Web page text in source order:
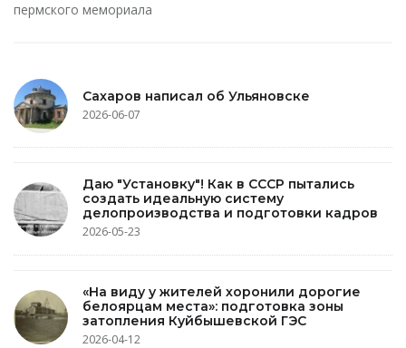
пермского мемориала
Сахаров написал об Ульяновске
2026-06-07
Даю "Установку"! Как в СССР пытались
создать идеальную систему
делопроизводства и подготовки кадров
2026-05-23
«На виду у жителей хоронили дорогие
белоярцам места»: подготовка зоны
затопления Куйбышевской ГЭС
2026-04-12